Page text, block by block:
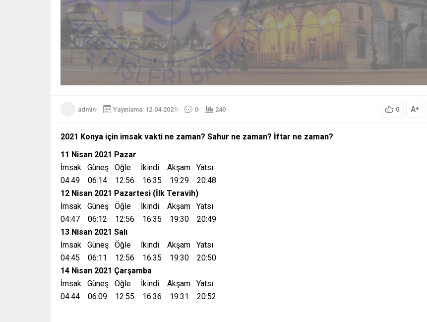
admin Yayınlama: 12.04.2021 0 240 0 A+
2021 Konya için imsak vakti ne zaman? Sahur ne zaman? İftar ne zaman?
11 Nisan 2021 Pazar
İmsak Güneş Öğle İkindi Akşam Yatsı
04:49 06:14 12:56 16:35 19:29 20:48
12 Nisan 2021 Pazartesi (İlk Teravih)
İmsak Güneş Öğle İkindi Akşam Yatsı
04:47 06:12 12:56 16:35 19:30 20:49
13 Nisan 2021 Salı
İmsak Güneş Öğle İkindi Akşam Yatsı
04:45 06:11 12:56 16:35 19:30 20:50
14 Nisan 2021 Çarşamba
İmsak Güneş Öğle İkindi Akşam Yatsı
04:44 06:09 12:55 16:36 19:31 20:52